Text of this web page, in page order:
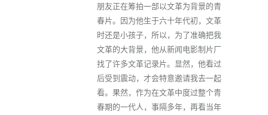
朋友正在筹拍一部以文革为背景的青
春片。因为他生于六十年代初，文革
时还是小孩子，所以，为了准确把我
文革的大背景，他从新闻电影制片厂
找了许多文革记录片。显然，他看过
后受到震动，才会特意邀请我去一起
看。果然，作为在文革中度过整个青
春期的一代人，事隔多年，再看当年